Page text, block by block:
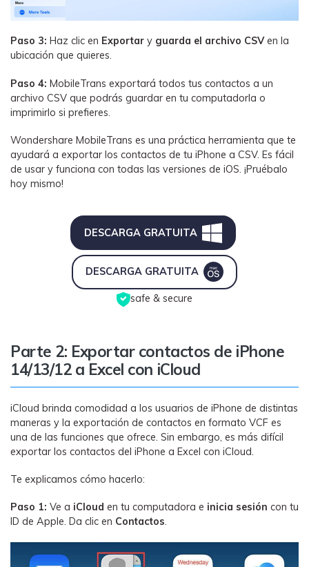
Paso 3: Haz clic en Exportar y guarda el archivo CSV en la
ubicación que quieres.
Paso 4: MobileTrans exportará todos tus contactos a un
archivo CSV que podrás guardar en tu computadorla o
imprimirlo si prefieres.
Wondershare MobileTrans es una práctica herramienta que te
ayudará a exportar los contactos de tu iPhone a CSV. Es fácil
de usar y funciona con todas las versiones de iOS. ¡Pruébalo
hoy mismo!
DESCARGA GRATUITA
DESCARGA GRATUITA
safe & secure
Parte 2: Exportar contactos de iPhone
14/13/12 a Excel con iCloud
iCloud brinda comodidad a los usuarios de iPhone de distintas
maneras y la exportación de contactos en formato VCF es
una de las funciones que ofrece. Sin embargo, es más difícil
exportar los contactos del iPhone a Excel con iCloud.
Te explicamos cómo hacerlo:
Paso 1: Ve a iCloud en tu computadora e inicia sesión con tu
ID de Apple. Da clic en Contactos.